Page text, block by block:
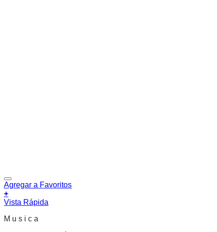
Agregar a Favoritos
+
Vista Rápida
M u s i c a